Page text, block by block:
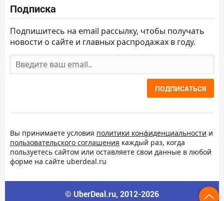
Подписка
Подпишитесь на email рассылку, чтобы получать
новости о сайте и главных распродажах в году.
ПОДПИСАТЬСЯ
Вы принимаете условия политики конфиденциальности и
пользовательского соглашения каждый раз, когда
пользуетесь сайтом или оставляете свои данные в любой
форме на сайте uberdeal.ru
© UberDeal.ru, 2012-2026